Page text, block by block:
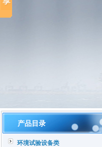
产品目录
环境试验设备类